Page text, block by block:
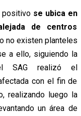
positivo se ubica en
de centros
no existen planteles
a ello, siguiendo la
SAG realizó el
con el fin de
realizando luego la
un área de